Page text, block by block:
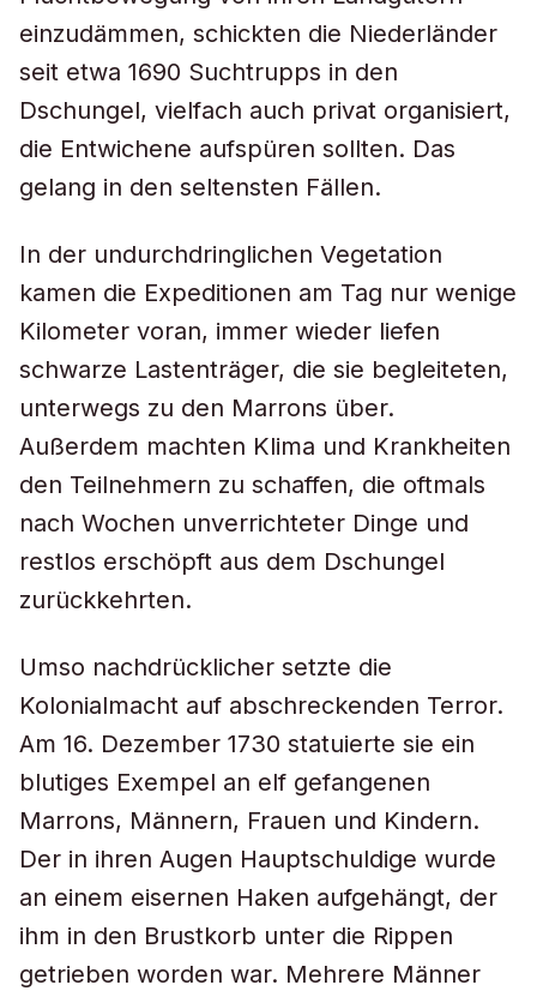
einzudämmen, schickten die Niederländer
seit etwa 1690 Suchtrupps in den
Dschungel, vielfach auch privat organisiert,
die Entwichene aufspüren sollten. Das
gelang in den seltensten Fällen.
In der undurchdringlichen Vegetation
kamen die Expeditionen am Tag nur wenige
Kilometer voran, immer wieder liefen
schwarze Lastenträger, die sie begleiteten,
unterwegs zu den Marrons über.
Außerdem machten Klima und Krankheiten
den Teilnehmern zu schaffen, die oftmals
nach Wochen unverrichteter Dinge und
restlos erschöpft aus dem Dschungel
zurückkehrten.
Umso nachdrücklicher setzte die
Kolonialmacht auf abschreckenden Terror.
Am 16. Dezember 1730 statuierte sie ein
blutiges Exempel an elf gefangenen
Marrons, Männern, Frauen und Kindern.
Der in ihren Augen Hauptschuldige wurde
an einem eisernen Haken aufgehängt, der
ihm in den Brustkorb unter die Rippen
getrieben worden war. Mehrere Männer